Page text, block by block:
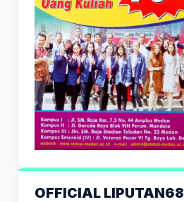
OFFICIAL LIPUTAN68